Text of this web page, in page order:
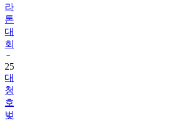
라
톤
대
회
25
대
청
호
벚